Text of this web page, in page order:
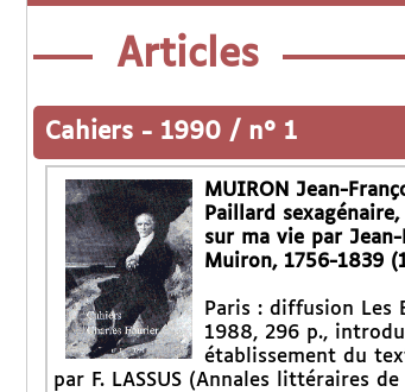
Articles
Cahiers - 1990 / n° 1
MUIRON Jean-
Paillard
sur ma vie par Jean-
Muiron, 1756-1839
Paris : diffusion Les
1988, 296 p.,
établissement du
par F. LASSUS (Annales littéraires